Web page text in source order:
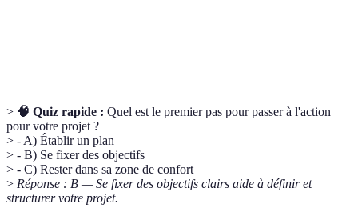
> 🧠 Quiz rapide : Quel est le premier pas pour passer à l'action
pour votre projet ?
> - A) Établir un plan
> - B) Se fixer des objectifs
> - C) Rester dans sa zone de confort
> Réponse : B — Se fixer des objectifs clairs aide à définir et
structurer votre projet.